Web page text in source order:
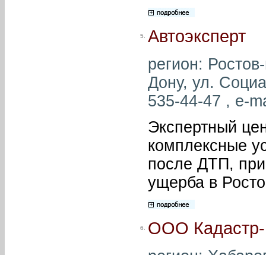
5. Автоэксперт
регион:
Дону, ул.
535-44-47 , e-
Экспертный
комплексные
после ДТП,
ущерба в
6. ООО Кадастр-